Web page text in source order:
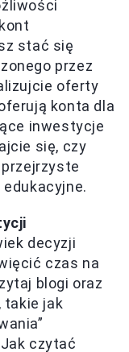
stać się
przez
oferty
konta dla
inwestycje
się, czy
decyzji
czas na
blogi oraz
takie jak
czytać